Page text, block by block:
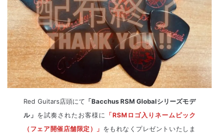
Red Guitars店頭にて 「Bacchus RSM Globalシリーズモデ
ル」 を試奏されたお客様に
「RSMロゴ入りネームピック
（フェア開催店舗限定）」 をもれなくプレゼントいたしま